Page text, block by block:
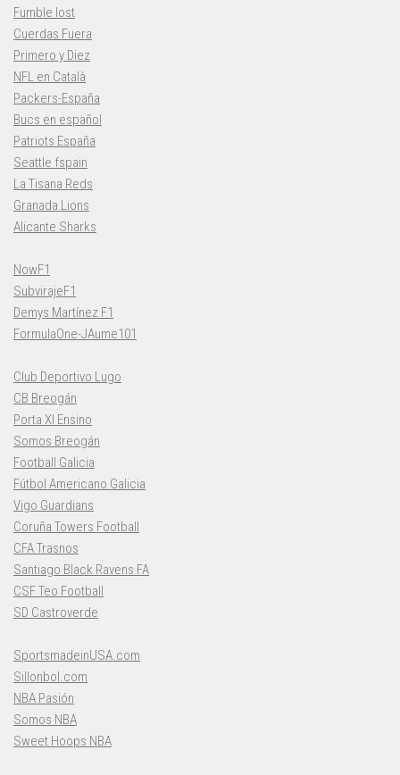
Fumble lost
Cuerdas Fuera
Primero y Diez
NFL en Català
Packers-España
Bucs en español
Patriots España
Seattle fspain
La Tisana Reds
Granada Lions
Alicante Sharks
NowF1
SubvirajeF1
Demys Martínez F1
FormulaOne-JAume101
Club Deportivo Lugo
CB Breogán
Porta XI Ensino
Somos Breogán
Football Galicia
Fútbol Americano Galicia
Vigo Guardians
Coruña Towers Football
CFA Trasnos
Santiago Black Ravens FA
CSF Teo Football
SD Castroverde
SportsmadeinUSA.com
Sillonbol.com
NBA Pasión
Somos NBA
Sweet Hoops NBA